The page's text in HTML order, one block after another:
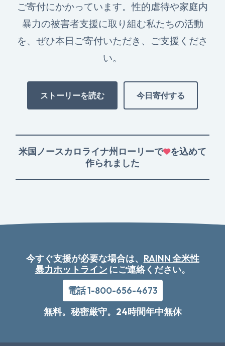
ご寄付にかかっています。性的虐待や家庭内
暴力の被害者支援に取り組む私たちの活動
を、ぜひ本日ご寄付いただき、ご支援くださ
い。
ストーリーを読む 今日寄付する
米国ノースカロライナ州ローリーで
を込めて
作られました
今すぐ支援が必要な場合は、 RAINN 全米性
暴力ホットライン にご連絡ください。
電話 1-800-656-4673
無料。秘密厳守。24時間年中無休